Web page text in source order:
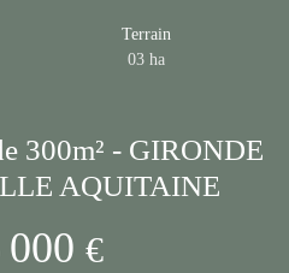
Terrain
03 ha
300m² - GIRONDE
AQUITAINE
000 €